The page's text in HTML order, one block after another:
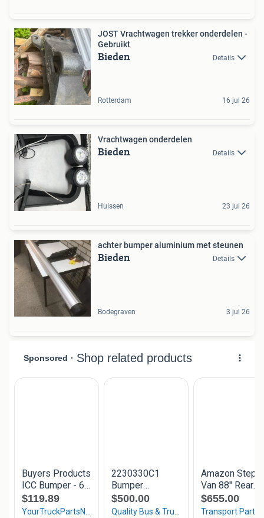
JOST Vrachtwagen trekker onderdelen -
Gebruikt
Bieden Details
Rotterdam 16 jul 26
Vrachtwagen onderdelen
Bieden Details
Huissen 23 jul 26
achter bumper aluminium met steunen
Bieden Details
Bodegraven 3 jul 26